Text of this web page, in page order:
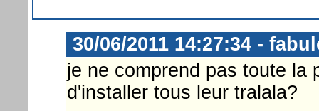
30/06/2011 14:27:34 -
je ne comprend pas toute la
d'installer tous leur tralala?